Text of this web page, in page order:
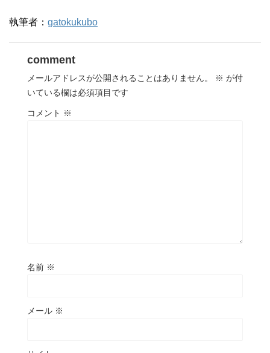
執筆者： gatokukubo
comment
メールアドレスが公開されることはありません。 ※ が付
いている欄は必須項目です
コメント ※
名前 ※
メール ※